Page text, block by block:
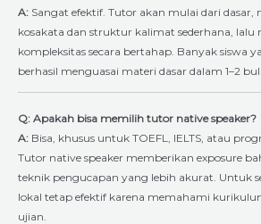
A: Sangat efektif. Tutor akan mulai dari dasar,
kosakata dan struktur kalimat sederhana, lalu
kompleksitas secara bertahap. Banyak siswa
berhasil menguasai materi dasar dalam 1–2
Q: Apakah bisa memilih tutor native speaker?
A: Bisa, khusus untuk TOEFL, IELTS, atau
Tutor native speaker memberikan exposure
teknik pengucapan yang lebih akurat. Untuk
lokal tetap efektif karena memahami
ujian.